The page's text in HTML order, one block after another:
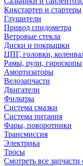
Кикстартер и стартеры
Глушители
Привод спидометра
Ветровые стекла
Диски и покрышки
ЦПГ, головки,
Рамы, рули, гироскопы
Амортизаторы
Велозапчасти
Двигатели
Фильтры
Система смазки
Система питания
Фары, поворотники
Трансмиссия
Электрика
Тросы
Смотреть все запчасти